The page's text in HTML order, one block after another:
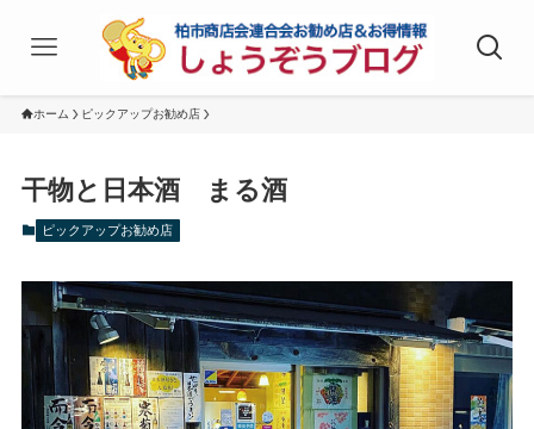
ホーム ピックアップお勧め店
干物と日本酒 まる酒
ピックアップお勧め店